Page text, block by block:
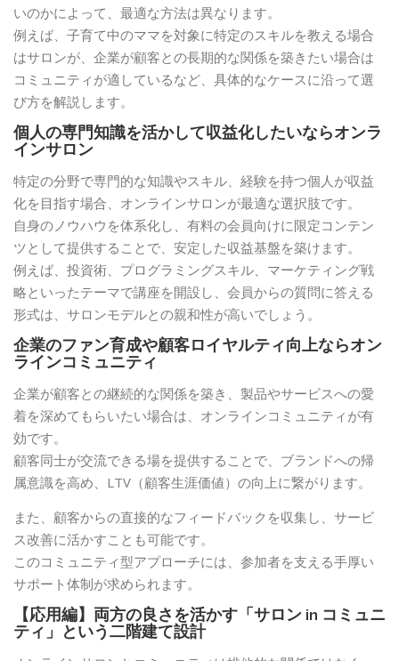
いのかによって、最適な方法は異なります。
例えば、子育て中のママを対象に特定のスキルを教える場合
はサロンが、企業が顧客との長期的な関係を築きたい場合は
コミュニティが適しているなど、具体的なケースに沿って選
び方を解説します。
個人の専門知識を活かして収益化したいならオンラ
インサロン
特定の分野で専門的な知識やスキル、経験を持つ個人が収益
化を目指す場合、オンラインサロンが最適な選択肢です。
自身のノウハウを体系化し、有料の会員向けに限定コンテン
ツとして提供することで、安定した収益基盤を築けます。
例えば、投資術、プログラミングスキル、マーケティング戦
略といったテーマで講座を開設し、会員からの質問に答える
形式は、サロンモデルとの親和性が高いでしょう。
企業のファン育成や顧客ロイヤルティ向上ならオン
ラインコミュニティ
企業が顧客との継続的な関係を築き、製品やサービスへの愛
着を深めてもらいたい場合は、オンラインコミュニティが有
効です。
顧客同士が交流できる場を提供することで、ブランドへの帰
属意識を高め、LTV（顧客生涯価値）の向上に繋がります。
また、顧客からの直接的なフィードバックを収集し、サービ
ス改善に活かすことも可能です。
このコミュニティ型アプローチには、参加者を支える手厚い
サポート体制が求められます。
【応用編】両方の良さを活かす「サロン in コミュニ
ティ」という二階建て設計